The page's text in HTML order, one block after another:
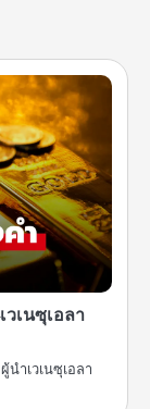
เนซุเอลา
ำเวเนซุเอลา